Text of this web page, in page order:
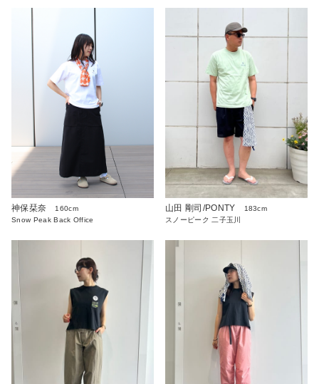
神保栞奈
160cm
Snow Peak Back Office
山田 剛司/PONTY
183cm
スノーピーク 二子玉川